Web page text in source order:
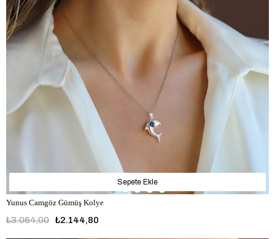
Yunus Camgöz Gümüş Kolye
₺2.144,80
₺3.064,00
Sepete Ekle